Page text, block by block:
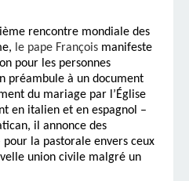
rencontre mondiale des
le pape François manifeste
pour les personnes
préambule à un document
du mariage par l’Église
en italien et en espagnol –
il annonce des
pour la pastorale envers ceux
union civile malgré un